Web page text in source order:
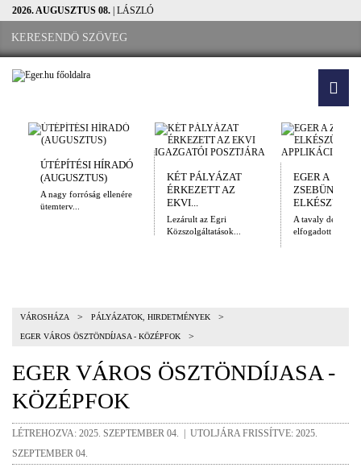
2026. AUGUSZTUS 08. | LÁSZLÓ
ÚTÉPÍTÉSI HÍRADÓ
(AUGUSZTUS)
A nagy forróság ellenére
ütemterv...
KÉT PÁLYÁZAT
ÉRKEZETT AZ
EKVI...
Lezárult az Egri
Közszolgáltatások...
EGER A
ELKÉSZÜLT
A tavaly
elfogadott
VÁROSHÁZA > PÁLYÁZATOK, HIRDETMÉNYEK >
EGER VÁROS ÖSZTÖNDÍJASA - KÖZÉPFOK >
EGER VÁROS ÖSZTÖNDÍJASA -
KÖZÉPFOK
LÉTREHOZVA: 2025. SZEPTEMBER 04. | UTOLJÁRA FRISSÍTVE: 2025.
SZEPTEMBER 04.